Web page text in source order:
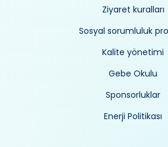
Ziyaret kuralları
Sosyal sorumluluk
Kalite yönetimi
Gebe Okulu
Sponsorluklar
Enerji Politikası